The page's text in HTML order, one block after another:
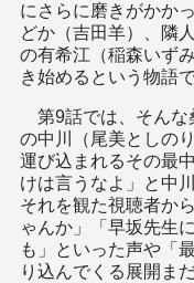
にさらに磨きがかか
どか（吉田羊）、隣
の有希江（稲森いず
き始めるという物語
第9話では、そんな
の中川（尾美としの
運び込まれるその最
けは言うなよ」と中
それを観た視聴者か
ゃんか」「早坂先生
も」といった声や「
り込んでくる展開ま